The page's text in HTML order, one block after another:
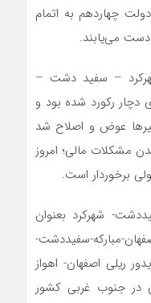
چهاردهم به اتمام
می‌یابند.
– سفید دشت –
دچار رکورد شده بود و
عوض و اصلاح شد
مشکلات مالی؛ امروز
برخوردار است.
شهرکرد بعنوان
مبارکه-سفیددشت-
ریلی اصفهان- اهواز
جنوب غربی کشور